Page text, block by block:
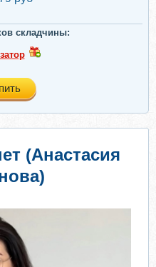
складчины:
(Анастасия